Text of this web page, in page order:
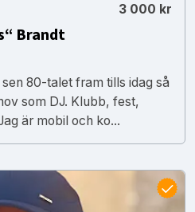
3 000 kr
Brandt
80-talet fram tills idag så
som DJ. Klubb, fest,
är mobil och ko...